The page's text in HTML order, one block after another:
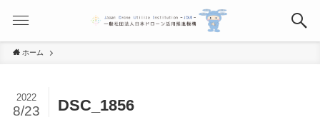
ホーム
DSC_1856
2022
8/23